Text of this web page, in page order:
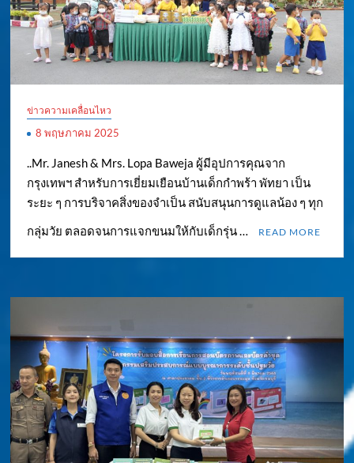
ข่าวความเคลื่อนไหว
8 พฤษภาคม 2025
..Mr. Janesh & Mrs. Lopa Baweja ผู้มีอุปการคุณจาก
กรุงเทพฯ สำหรับการเยี่ยมเยือนบ้านเด็กกำพร้า พัทยา เป็น
ระยะ ๆ การบริจาคสิ่งของจำเป็น สนับสนุนการดูแลน้อง ๆ ทุก
กลุ่มวัย ตลอดจนการแจกขนมให้กับเด็กรุ่น …
READ MORE